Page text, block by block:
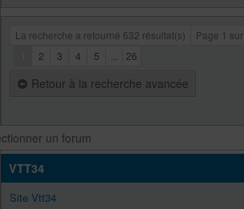
La recherche a retourné 632 résultat(s) Page 1 sur
2 3 4 5 26
Retour à la recherche avancée
VTT34
Site Vtt34